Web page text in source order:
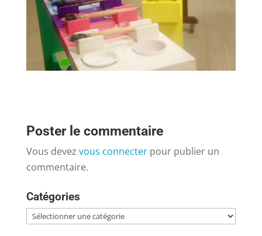
Poster le commentaire
Vous devez vous connecterpour publier un
commentaire.
Catégories
Catégories